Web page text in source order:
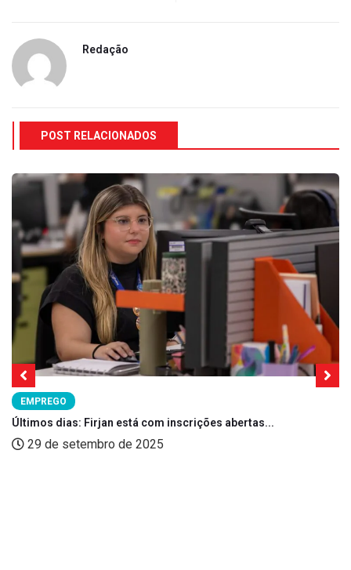
Redação
POST RELACIONADOS
EMPREGO
Últimos dias: Firjan está com inscrições abertas...
29 de setembro de 2025